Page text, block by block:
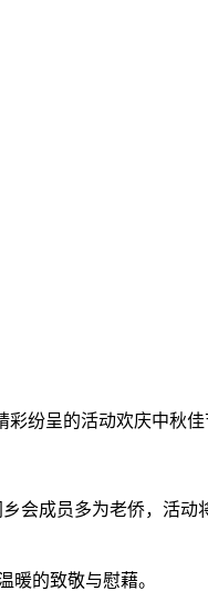
纷呈的活动欢庆中秋佳
成员多为老侨，活动
的致敬与慰藉。